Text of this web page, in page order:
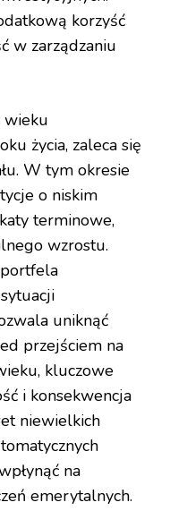
korzyść
w zarządzaniu
wieku
życia, zaleca się
W tym okresie
o niskim
terminowe,
wzrostu.
uniknąć
przejściem na
kluczowe
i konsekwencja
niewielkich
na
emerytalnych.